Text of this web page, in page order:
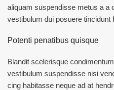
aliquam suspendisse metus a a
vestibulum dui posuere tincidunt
Potenti penatibus quisque
Blandit scelerisque
vestibulum suspendisse nisi
cing habitasse neque ad at